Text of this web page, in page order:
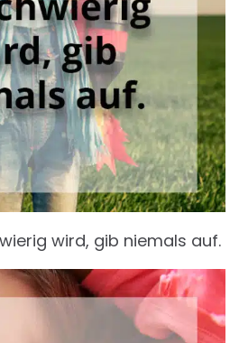
wird, gib niemals auf.